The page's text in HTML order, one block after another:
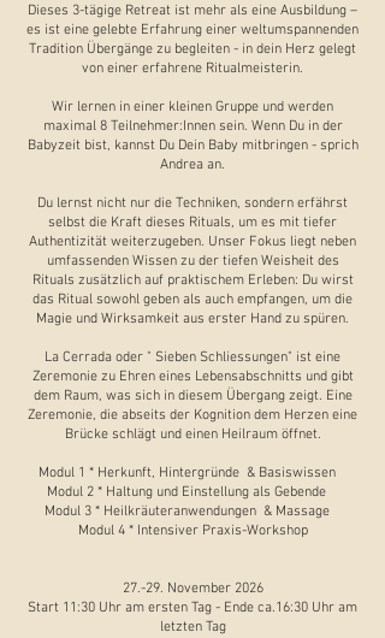
Dieses 3-tägige Retreat ist mehr als eine Ausbildung –
es ist eine gelebte Erfahrung einer weltumspannenden
Tradition Übergänge zu begleiten - in dein Herz gelegt
von einer erfahrene Ritualmeisterin.
Wir lernen in einer kleinen Gruppe und werden
maximal 8 Teilnehmer:Innen sein. Wenn Du in der
Babyzeit bist, kannst Du Dein Baby mitbringen - sprich
Andrea an.
Du lernst nicht nur die Techniken, sondern erfährst
selbst die Kraft dieses Rituals, um es mit tiefer
Authentizität weiterzugeben. Unser Fokus liegt neben
umfassenden Wissen zu der tiefen Weisheit des
Rituals zusätzlich auf praktischem Erleben: Du wirst
das Ritual sowohl geben als auch empfangen, um die
Magie und Wirksamkeit aus erster Hand zu spüren.
La Cerrada oder " Sieben Schliessungen" ist eine
Zeremonie zu Ehren eines Lebensabschnitts und gibt
dem Raum, was sich in diesem Übergang zeigt. Eine
Zeremonie, die abseits der Kognition dem Herzen eine
Brücke schlägt und einen Heilraum öffnet.
Modul 1 * Herkunft, Hintergründe & Basiswissen
Modul 2 * Haltung und Einstellung als Gebende
Modul 3 * Heilkräuteranwendungen & Massage
Modul 4 * Intensiver Praxis-Workshop
27.-29. November 2026
Start 11:30 Uhr am ersten Tag - Ende ca.16:30 Uhr am
letzten Tag